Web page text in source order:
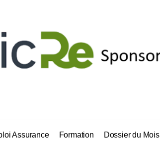
Assurance Formation Dossier du Mois